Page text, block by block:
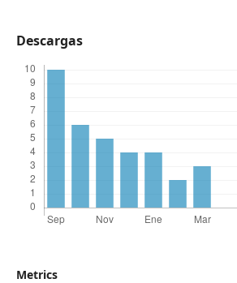
Descargas
Metrics